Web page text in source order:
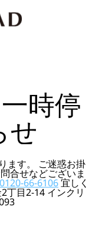
時停
せ
ます。 ご迷惑お掛
合せなどございま
0120-66-6106宜しく
丁目2-14 インクリ